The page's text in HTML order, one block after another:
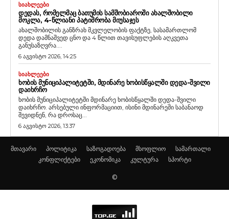
ᲡᲘᲐᲮᲚᲔᲔᲑᲘ
ᲓᲔᲓᲐᲡ, ᲠᲝᲛᲔᲚᲛᲐᲪ ᲑᲐᲗᲣᲛᲘᲡ ᲡᲐᲛᲨᲝᲑᲘᲐᲠᲝᲨᲘ ᲐᲮᲐᲚᲨᲝᲑᲘᲚᲘ
ᲛᲝᲙᲚᲐ, 4-ᲬᲚᲘᲐᲜᲘ ᲞᲐᲢᲘᲛᲠᲝᲑᲐ ᲛᲘᲣᲡᲐᲯᲔᲡ
ახალშობილის განზრახ მკვლელობის ფაქტზე, სასამართლომ
დედა დამნაშვედ ცნო და 4 წლით თავისუფლების აღკვეთა
განუსაზღვრა....
6 აგვისტო 2026, 14:25
ᲡᲘᲐᲮᲚᲔᲔᲑᲘ
ᲮᲝᲑᲘᲡ ᲛᲣᲜᲘᲪᲘᲞᲐᲚᲘᲢᲔᲢᲨᲘ, ᲛᲓᲘᲜᲐᲠᲔ ᲮᲝᲑᲘᲡᲬᲧᲐᲚᲨᲘ ᲓᲔᲓᲐ-ᲨᲕᲘᲚᲘ
ᲓᲐᲘᲮᲠᲩᲝ
ხობის მუნიციპალიტეტში მდინარე ხობისწყალში დედა-შვილი
დაიხრჩო. არსებული ინფორმაციით, ისინი მდინარეში საბანაოდ
შევიდნენ, რა დროსაც...
6 აგვისტო 2026, 13:37
მთავარი პოლიტიკა საზოგადოება მსოფლიო
სამართალი
კონფლიქტები
ეკონომიკა კულტურა სპორტი
©